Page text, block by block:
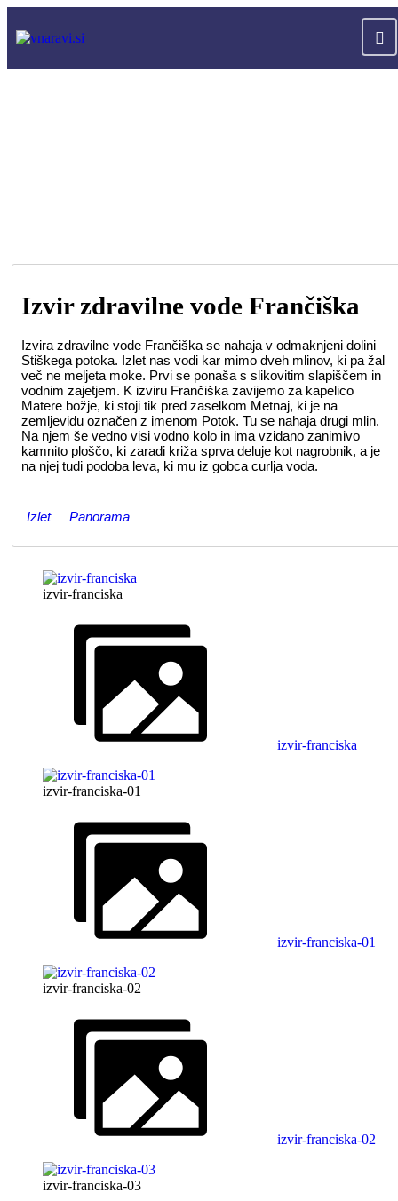
Izvir zdravilne vode Frančiška
Izvira zdravilne vode Frančiška se nahaja v odmaknjeni dolini
Stiškega potoka. Izlet nas vodi kar mimo dveh mlinov, ki pa žal
več ne meljeta moke. Prvi se ponaša s slikovitim slapiščem in
vodnim zajetjem. K izviru Frančiška zavijemo za kapelico
Matere božje, ki stoji tik pred zaselkom Metnaj, ki je na
zemljevidu označen z imenom Potok. Tu se nahaja drugi mlin.
Na njem še vedno visi vodno kolo in ima vzidano zanimivo
kamnito ploščo, ki zaradi križa sprva deluje kot nagrobnik, a je
na njej tudi podoba leva, ki mu iz gobca curlja voda.
Izlet Panorama
izvir-franciska
izvir-franciska
izvir-franciska-01
izvir-franciska-01
izvir-franciska-02
izvir-franciska-02
izvir-franciska-03